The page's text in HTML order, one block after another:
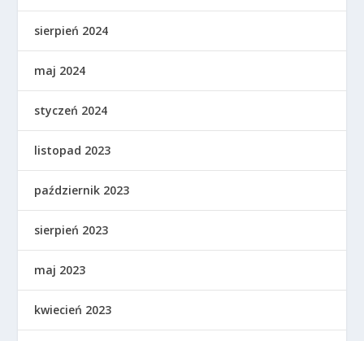
sierpień 2024
maj 2024
styczeń 2024
listopad 2023
październik 2023
sierpień 2023
maj 2023
kwiecień 2023